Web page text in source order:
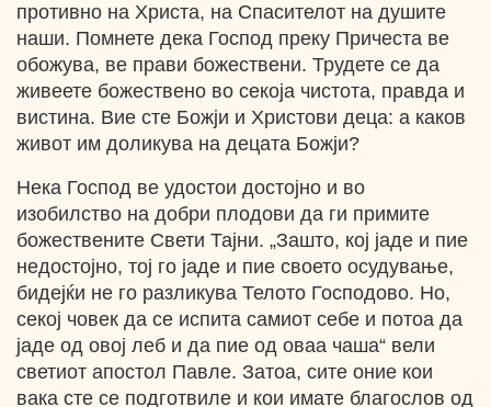
противно на Христа, на Спасителот на душите
наши. Помнете дека Господ преку Причеста ве
обожува, ве прави божествени. Трудете се да
живеете божествено во секоја чистота, правда и
вистина. Вие сте Божји и Христови деца: а каков
живот им доликува на децата Божји?
Нека Господ ве удостои достојно и во
изобилство на добри плодови да ги примите
божествените Свети Тајни. „Зашто, кој јаде и пие
недостојно, тој го јаде и пие своето осудување,
бидејќи не го разликува Телото Господово. Но,
секој човек да се испита самиот себе и потоа да
јаде од овој леб и да пие од оваа чаша“ вели
светиот апостол Павле. Затоа, сите оние кои
вака сте се подготвиле и кои имате благослов од